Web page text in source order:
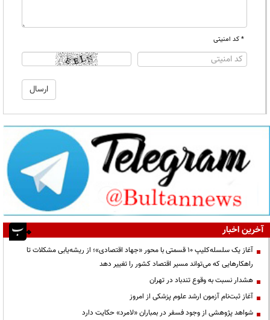
* کد امنیتی
آخرین اخبار
آغاز یک سلسله‌کلیپ ۱۰ قسمتی با محور «جهاد اقتصادی»؛ از ریشه‌یابی مشکلات تا
راهکارهایی که می‌تواند مسیر اقتصاد کشور را تغییر دهد
هشدار نسبت به وقوع تندباد در تهران
آغاز ثبت‌نام آزمون ارشد علوم پزشکی از امروز
شواهد پژوهشی از وجود فسفر در بمباران «لامرد» حکایت دارد